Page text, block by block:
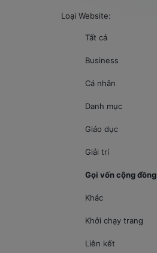
Loại Website:
Tất cả
Business
Cá nhân
Danh mục
Giáo dục
Giải trí
Gọi vốn cộng đồng
Khác
Khởi chạy trang
Liên kết